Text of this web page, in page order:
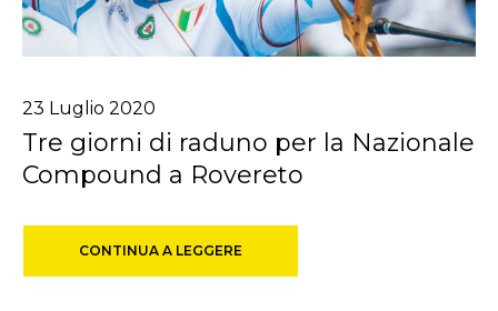
23 Luglio 2020
Tre giorni di raduno per la Nazionale
Compound a Rovereto
CONTINUA A LEGGERE